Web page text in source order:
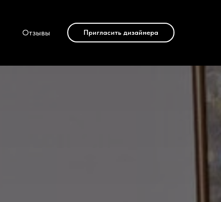
Отзывы Пригласить дизайнера